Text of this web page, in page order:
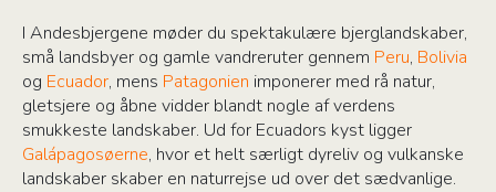
I Andesbjergene møder du spektakulære bjerglandskaber,
små landsbyer og gamle vandreruter gennem Peru, Bolivia
og Ecuador, mens Patagonien imponerer med rå natur,
gletsjere og åbne vidder blandt nogle af verdens
smukkeste landskaber. Ud for Ecuadors kyst ligger
Galápagosøerne, hvor et helt særligt dyreliv og vulkanske
landskaber skaber en naturrejse ud over det sædvanlige.